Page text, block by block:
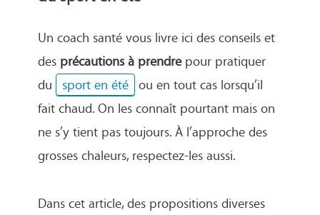
Un coach santé vous livre ici des conseils et
des précautions à prendrepour pratiquer
du sport en été ou en tout cas lorsqu’il
fait chaud. On les connaît pourtant mais on
ne s’y tient pas toujours. À l’approche des
grosses chaleurs, respectez-les aussi.
Dans cet article, des propositions diverses